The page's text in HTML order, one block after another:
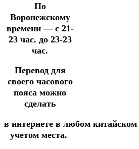
По
Воронежскому
времени — с 21-
23 час. до 23-23
час.
Перевод для
своего часового
пояса можно
сделать
в интернете в любом китайском
учетом места.